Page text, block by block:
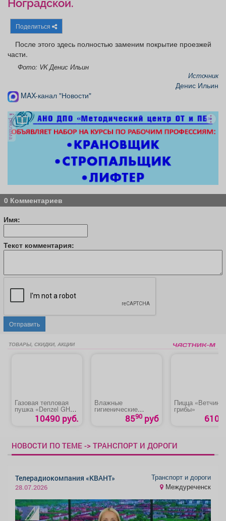
Афиша
ТВ программа Я - пенсионер
Ноградской.
Поделиться
После этого здесь полностью заменим покрытие проезжей
части.
Фото: VK Денис Ильин
Источник
Денис Ильин
MAX-канал "Новости"
реклама
0 Комментариев
Имя:
Текст комментария:
Отправить
ТОВАРЫ, СКИДКИ, АКЦИИ
Газовая тепловая
пушка «Denzel GHG-
30» 10490 руб.
Влажные
гигиенические
полотенца «Meditol»
8590 руб
Пицца «Ветчина/
грибы»
610
НОВОСТИ ПО ТЕМЕ -> ТРАНСПОРТ И ДОРОГИ
Телерадиокомпания «КВАНТ»
28.07.2026
Транспорт и дороги
Междуреченск